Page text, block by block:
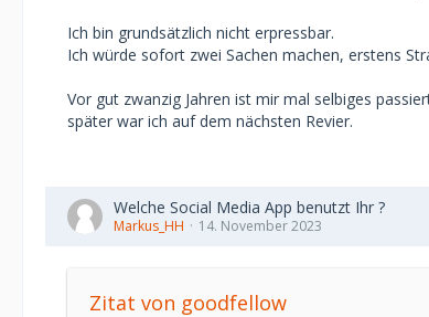
Ich bin grundsätzlich nicht erpressbar.
Ich würde sofort zwei Sachen machen, erstens
Vor gut zwanzig Jahren ist mir mal selbiges
später war ich auf dem nächsten Revier.
Welche Social Media App benutzt Ihr ?
Markus_HH 14. November 2023
Zitat von goodfellow